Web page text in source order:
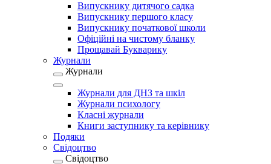
Випускнику дитячого садка
Випускнику першого класу
Випускнику початкової школи
Офіційні на чистому бланку
Прощавай Букварику
Журнали
Журнали
Журнали для ДНЗ та шкіл
Журнали психологу
Класні журнали
Книги заступнику та керівнику
Подяки
Свідоцтво
Свідоцтво